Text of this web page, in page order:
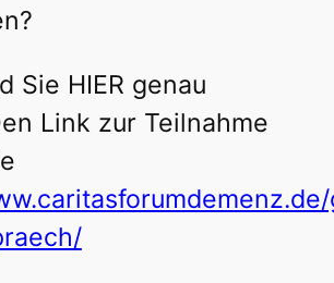
Sie HIER genau
Link zur Teilnahme